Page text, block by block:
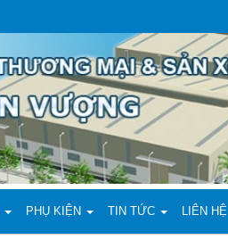
PHỤ KIỆN TIN TỨC LIÊN HỆ